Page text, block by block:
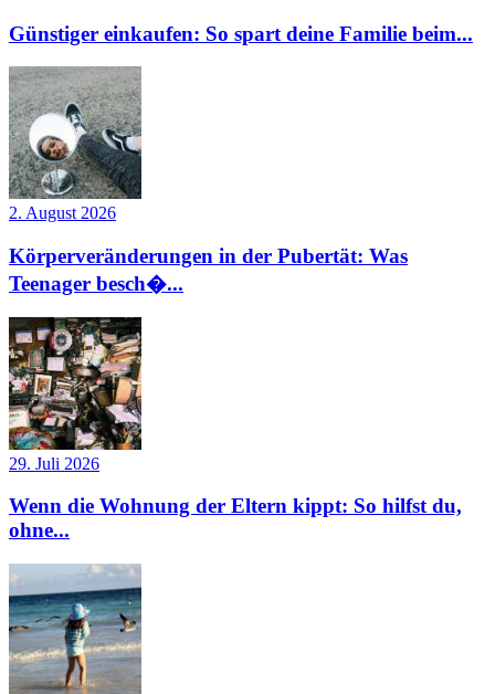
Günstiger einkaufen: So spart deine Familie beim...
2. August 2026
Körperveränderungen in der Pubertät: Was
Teenager besch�...
29. Juli 2026
Wenn die Wohnung der Eltern kippt: So hilfst du,
ohne...